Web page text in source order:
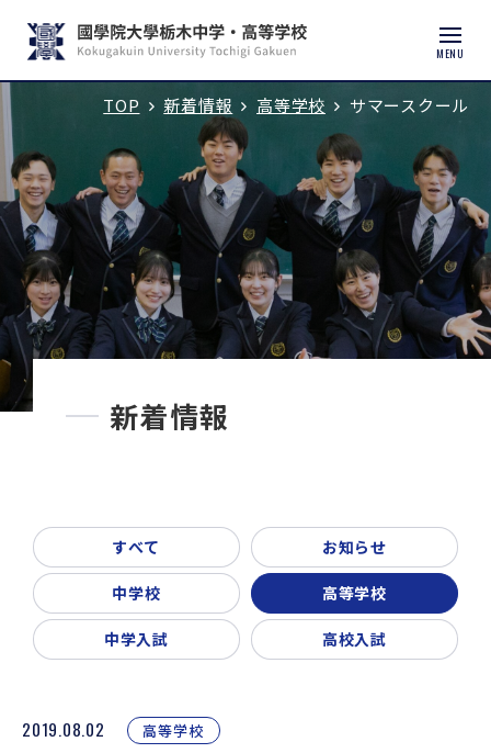
MENU
入試説明会・学校見学
学校紹介
中学校
高等学校
高校入試
お問い合わせ・資料請求
ご利用ガイド
リンク集
新着情報
TOP 新着情報 高等学校 サマースクール
すべて お知らせ
中学校 高等学校
中学入試 高校入試
2019.08.02 高等学校